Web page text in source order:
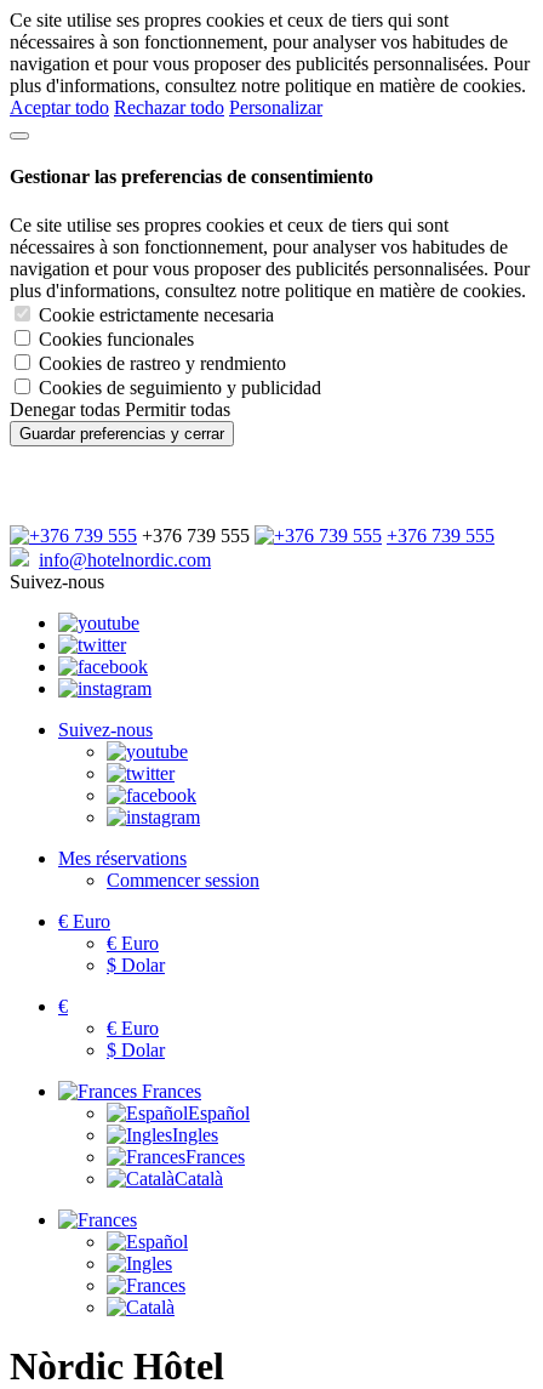
Ce site utilise ses propres cookies et ceux de tiers qui sont
nécessaires à son fonctionnement, pour analyser vos habitudes de
navigation et pour vous proposer des publicités personnalisées. Pour
plus d'informations, consultez notre politique en matière de cookies.
Aceptar todo Rechazar todo Personalizar
Gestionar las preferencias de consentimiento
Ce site utilise ses propres cookies et ceux de tiers qui sont
nécessaires à son fonctionnement, pour analyser vos habitudes de
navigation et pour vous proposer des publicités personnalisées. Pour
plus d'informations, consultez notre politique en matière de cookies.
Cookie estrictamente necesaria
Cookies funcionales
Cookies de rastreo y rendmiento
Cookies de seguimiento y publicidad
Denegar todas Permitir todas
Guardar preferencias y cerrar
+376 739 555
+376 739 555
info@hotelnordic.com
Suivez-nous
Suivez-nous
Mes réservations
Commencer session
€ Euro
€ Euro
$ Dolar
€
€ Euro
$ Dolar
Frances
Español
Ingles
Frances
Català
Nòrdic Hôtel